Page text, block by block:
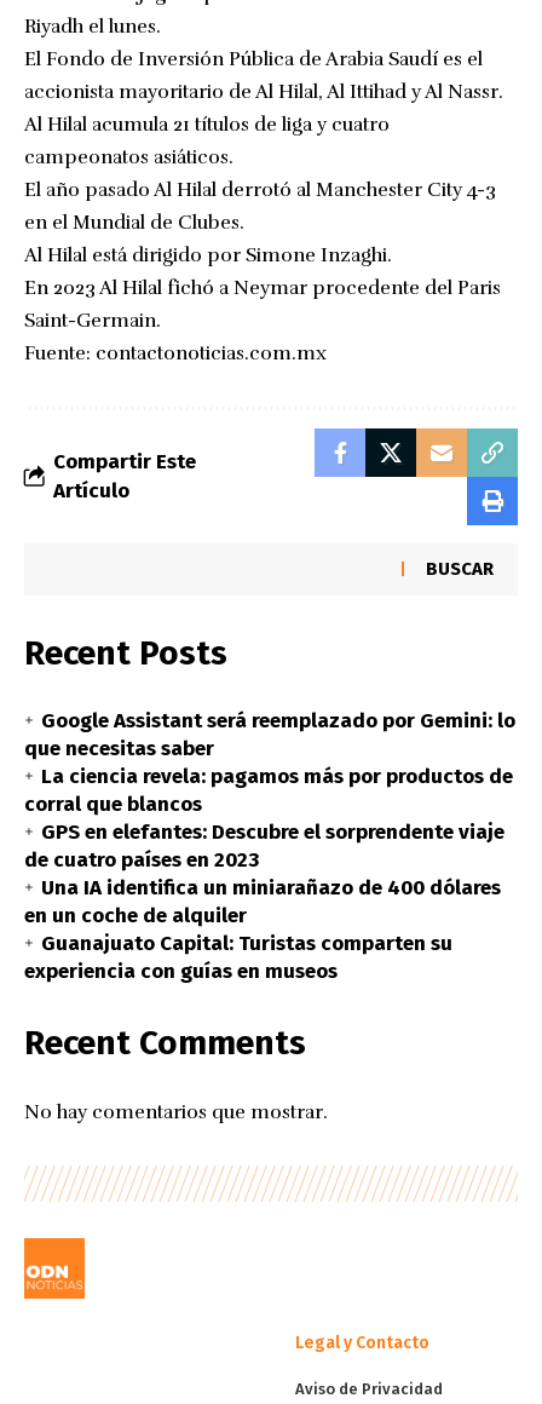
Riyadh el lunes.
El Fondo de Inversión Pública de Arabia Saudí es el
accionista mayoritario de Al Hilal, Al Ittihad y Al Nassr.
Al Hilal acumula 21 títulos de liga y cuatro
campeonatos asiáticos.
El año pasado Al Hilal derrotó al Manchester City 4-3
en el Mundial de Clubes.
Al Hilal está dirigido por Simone Inzaghi.
En 2023 Al Hilal fichó a Neymar procedente del Paris
Saint-Germain.
Fuente: contactonoticias.com.mx
Compartir Este
Artículo
BUSCAR
Recent Posts
Google Assistant será reemplazado por Gemini: lo
que necesitas saber
La ciencia revela: pagamos más por productos de
corral que blancos
GPS en elefantes: Descubre el sorprendente viaje
de cuatro países en 2023
Una IA identifica un miniarañazo de 400 dólares
en un coche de alquiler
Guanajuato Capital: Turistas comparten su
experiencia con guías en museos
Recent Comments
No hay comentarios que mostrar.
Legal y Contacto
Aviso de Privacidad